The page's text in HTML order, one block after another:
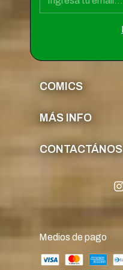
COMICS
MÁS INFO
CONTACTÁNOS
Medios de pago